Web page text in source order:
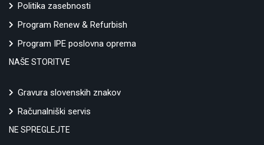
Politika zasebnosti
Program Renew & Refurbish
Program IPE poslovna oprema
NAŠE STORITVE
Gravura slovenskih znakov
Računalniški servis
NE SPREGLEJTE